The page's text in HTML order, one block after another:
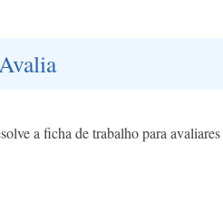
a ficha de trabalho para